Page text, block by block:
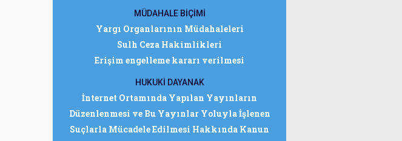
MÜDAHALE BİÇİMİ
Yargı Organlarının Müdahaleleri
Sulh Ceza Hakimlikleri
Erişim engelleme kararı verilmesi
HUKUKİ DAYANAK
İnternet Ortamında Yapılan Yayınların
Düzenlenmesi ve Bu Yayınlar Yoluyla İşlenen
Suçlarla Mücadele Edilmesi Hakkında Kanun